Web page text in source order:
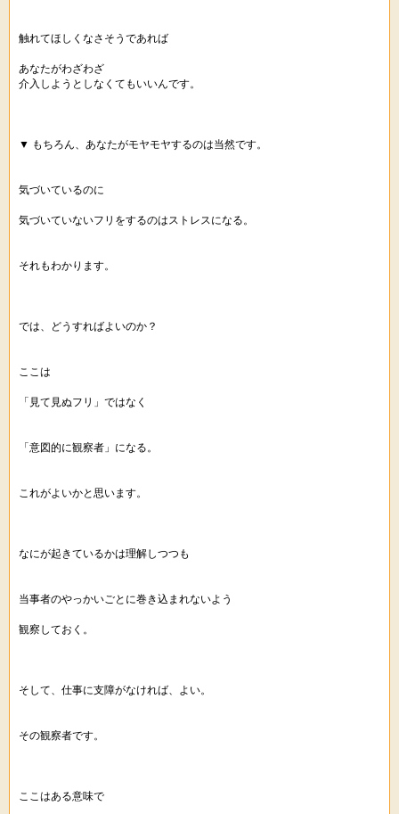
触れてほしくなさそうであれば
あなたがわざわざ
介入しようとしなくてもいいんです。
▼ もちろん、あなたがモヤモヤするのは当然です。
気づいているのに
気づいていないフリをするのはストレスになる。
それもわかります。
では、どうすればよいのか？
ここは
「見て見ぬフリ」ではなく
「意図的に観察者」になる。
これがよいかと思います。
なにが起きているかは理解しつつも
当事者のやっかいごとに巻き込まれないよう
観察しておく。
そして、仕事に支障がなければ、よい。
その観察者です。
ここはある意味で